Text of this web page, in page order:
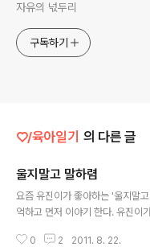
자유의 넋두리
구독하기
♡/육아일기 의 다른 글
울지말고 말하렴
요즘 유진이가 좋아하는 '울지말
억하고 먼저 이야기 한다. 유진이
면 '아니에요.' 하긴 한다. :)
0 2 2011. 8. 22.